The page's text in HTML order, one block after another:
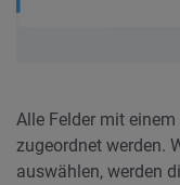
Alle Felder mit
zugeordnet werden.
auswählen, werden